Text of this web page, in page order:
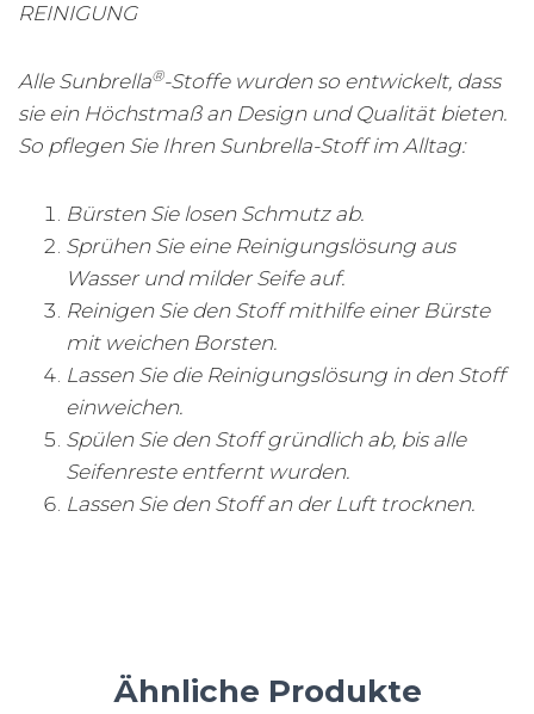
REINIGUNG
Alle Sunbrella®-Stoffe wurden so entwickelt, dass
sie ein Höchstmaß an Design und Qualität bieten.
So pflegen Sie Ihren Sunbrella-Stoff im Alltag:
Bürsten Sie losen Schmutz ab.
Sprühen Sie eine Reinigungslösung aus
Wasser und milder Seife auf.
Reinigen Sie den Stoff mithilfe einer Bürste
mit weichen Borsten.
Lassen Sie die Reinigungslösung in den Stoff
einweichen.
Spülen Sie den Stoff gründlich ab, bis alle
Seifenreste entfernt wurden.
Lassen Sie den Stoff an der Luft trocknen.
Ähnliche Produkte